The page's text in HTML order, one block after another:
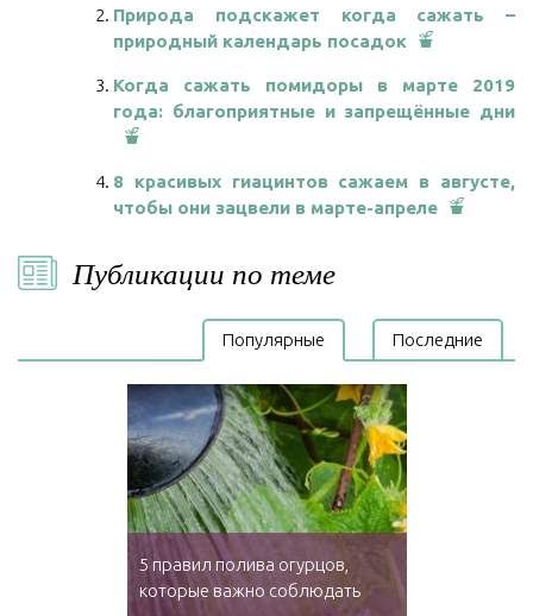
Природа подскажет когда сажать –
природный календарь посадок
Когда сажать помидоры в марте 2019
года: благоприятные и запрещённые дни
8 красивых гиацинтов сажаем в августе,
чтобы они зацвели в марте-апреле
Публикации по теме
Популярные Последние
5 правил полива огурцов,
которые важно соблюдать